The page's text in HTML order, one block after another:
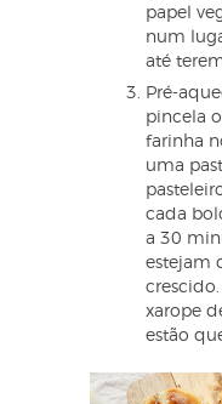
papel
num
até
Pré-
pincela
farinha
uma
cada
a 30
estejam
xarope
estão